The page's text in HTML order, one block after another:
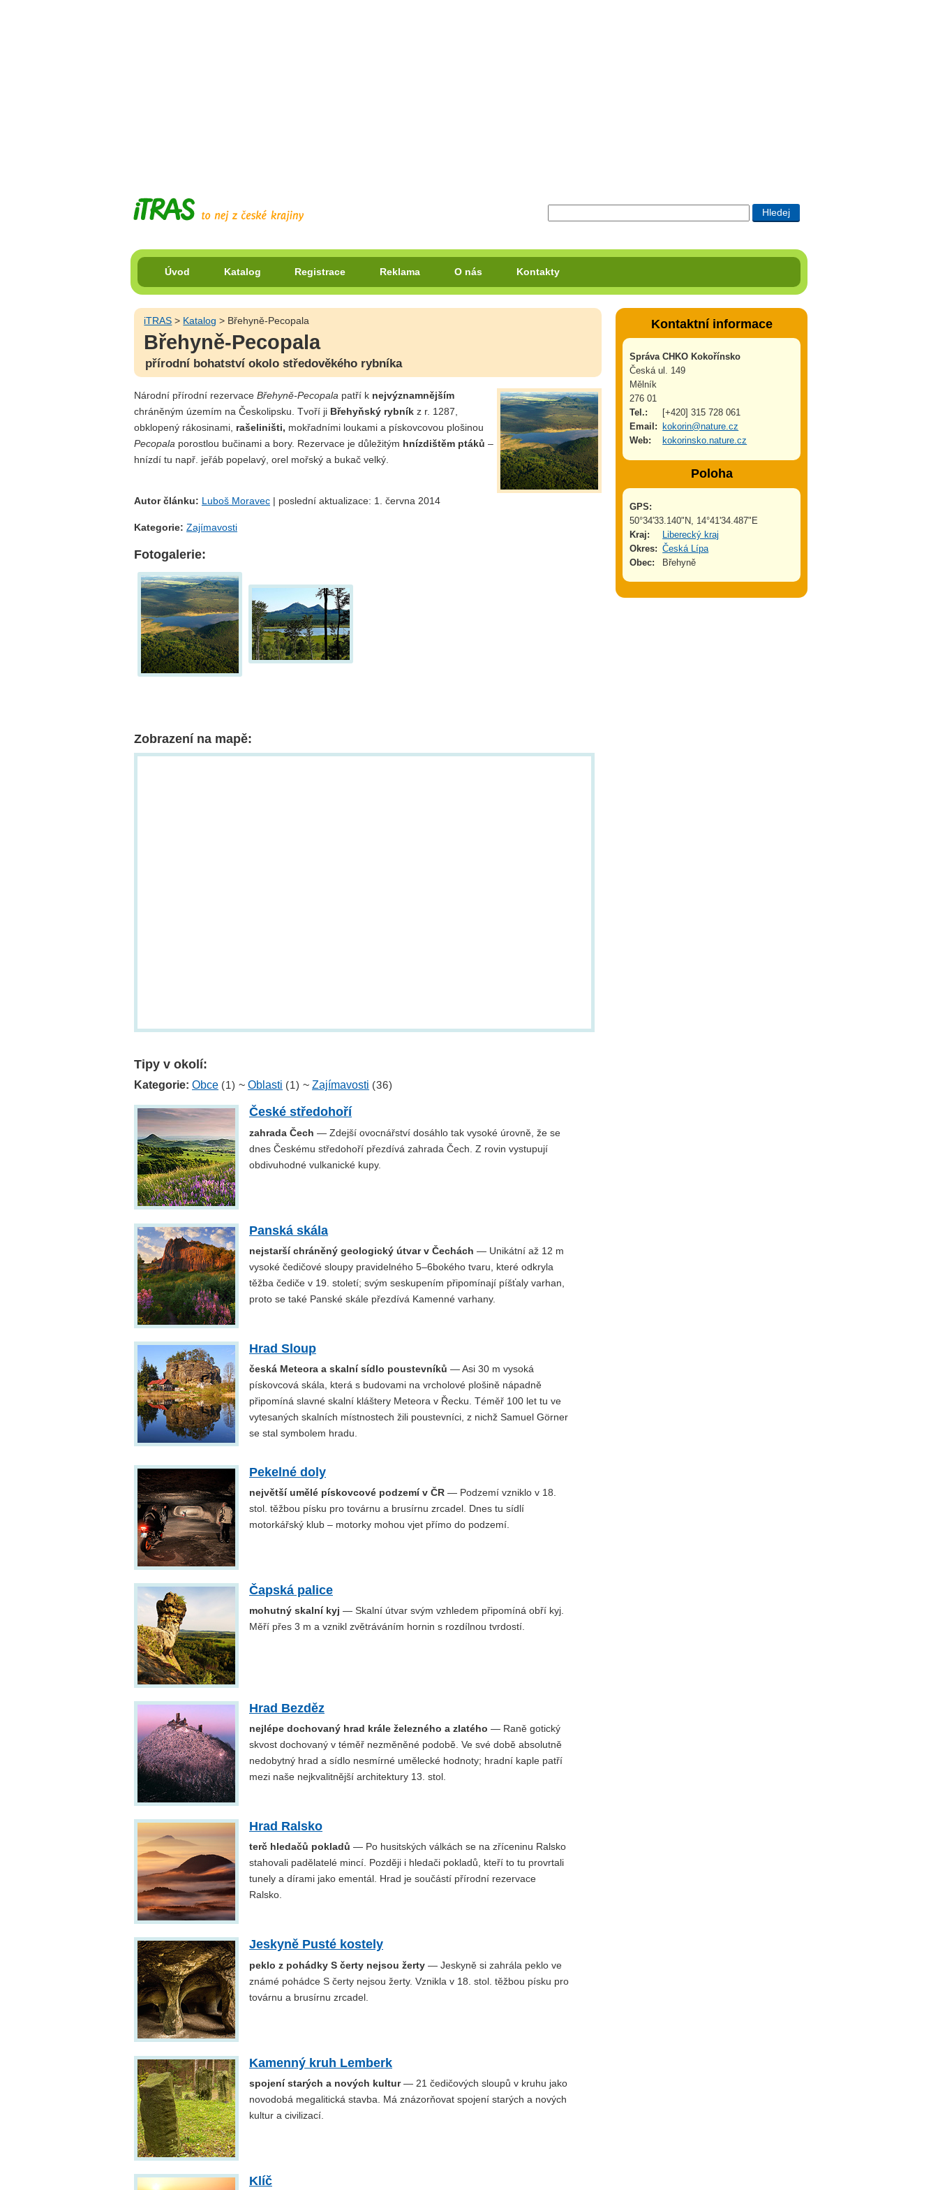
Úvod Katalog Registrace Reklama O nás Kontakty
iTRAS > Katalog > Břehyně-Pecopala
Břehyně-Pecopala
přírodní bohatství okolo středověkého rybníka
Národní přírodní rezervace Břehyně-Pecopala patří k nejvýznamnějším
chráněným územím na Českolipsku. Tvoří ji Břehyňský rybník z r. 1287,
obklopený rákosinami, rašeliništi, mokřadními loukami a pískovcovou plošinou
Pecopala porostlou bučinami a bory. Rezervace je důležitým hnízdištěm ptáků –
hnízdí tu např. jeřáb popelavý, orel mořský a bukač velký.
Autor článku: Luboš Moravec | poslední aktualizace: 1. června 2014
Kategorie: Zajímavosti
Fotogalerie:
Zobrazení na mapě:
Tipy v okolí:
Kategorie: Obce (1) ~ Oblasti (1) ~ Zajímavosti (36)
České středohoří
zahrada Čech — Zdejší ovocnářství dosáhlo tak vysoké úrovně, že se
dnes Českému středohoří přezdívá zahrada Čech. Z rovin vystupují
obdivuhodné vulkanické kupy.
Panská skála
nejstarší chráněný geologický útvar v Čechách — Unikátní až 12 m
vysoké čedičové sloupy pravidelného 5–6bokého tvaru, které odkryla
těžba čediče v 19. století; svým seskupením připomínají píšťaly varhan,
proto se také Panské skále přezdívá Kamenné varhany.
Hrad Sloup
česká Meteora a skalní sídlo poustevníků — Asi 30 m vysoká
pískovcová skála, která s budovami na vrcholové plošině nápadně
připomíná slavné skalní kláštery Meteora v Řecku. Téměř 100 let tu ve
vytesaných skalních místnostech žili poustevníci, z nichž Samuel Görner
se stal symbolem hradu.
Pekelné doly
největší umělé pískovcové podzemí v ČR — Podzemí vzniklo v 18.
stol. těžbou písku pro továrnu a brusírnu zrcadel. Dnes tu sídlí
motorkářský klub – motorky mohou vjet přímo do podzemí.
Čapská palice
mohutný skalní kyj — Skalní útvar svým vzhledem připomíná obří kyj.
Měří přes 3 m a vznikl zvětráváním hornin s rozdílnou tvrdostí.
Hrad Bezděz
nejlépe dochovaný hrad krále železného a zlatého — Raně gotický
skvost dochovaný v téměř nezměněné podobě. Ve své době absolutně
nedobytný hrad a sídlo nesmírné umělecké hodnoty; hradní kaple patří
mezi naše nejkvalitnější architektury 13. stol.
Hrad Ralsko
terč hledačů pokladů — Po husitských válkách se na zříceninu Ralsko
stahovali padělatelé mincí. Později i hledači pokladů, kteří to tu provrtali
tunely a dírami jako ementál. Hrad je součástí přírodní rezervace
Ralsko.
Jeskyně Pusté kostely
peklo z pohádky S čerty nejsou žerty — Jeskyně si zahrála peklo ve
známé pohádce S čerty nejsou žerty. Vznikla v 18. stol. těžbou písku pro
továrnu a brusírnu zrcadel.
Kamenný kruh Lemberk
spojení starých a nových kultur— 21 čedičových sloupů v kruhu jako
novodobá megalitická stavba. Má znázorňovat spojení starých a nových
kultur a civilizací.
Klíč
Kontaktní informace
Správa CHKO Kokořínsko
Česká ul. 149
Mělník
276 01
Tel.:
[+420] 315 728 061
Email:
kokorin@nature.cz
Web:
kokorinsko.nature.cz
Poloha
GPS:
50°34'33.140"N, 14°41'34.487"E
Kraj:
Liberecký kraj
Okres: Česká Lípa
Obec:
Břehyně